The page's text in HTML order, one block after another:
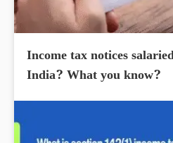
Income tax notices
India? What you know?